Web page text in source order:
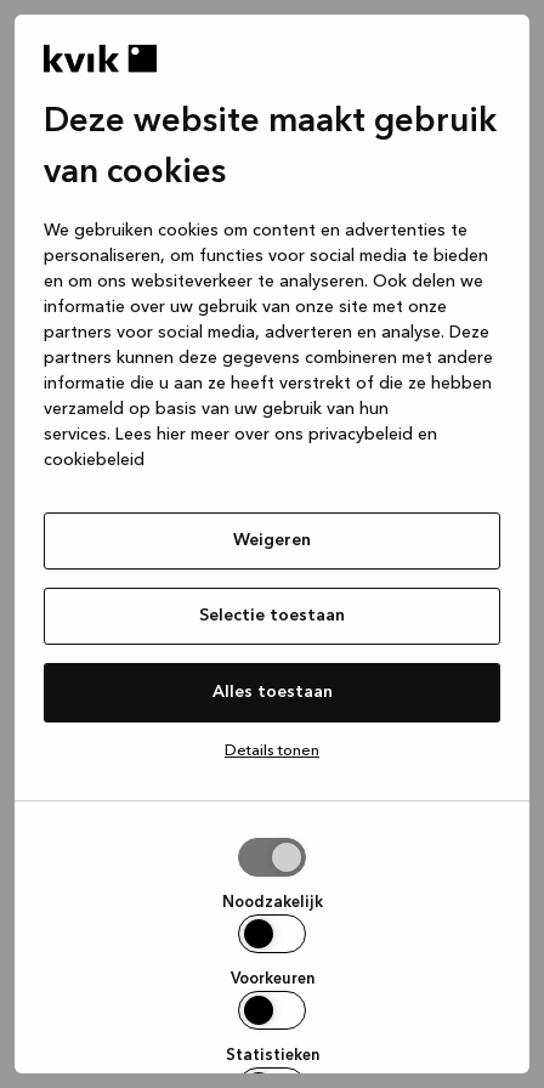
Deze website maakt gebruik
van cookies
We gebruiken cookies om content en advertenties te
personaliseren, om functies voor social media te bieden
en om ons websiteverkeer te analyseren. Ook delen we
informatie over uw gebruik van onze site met onze
partners voor social media, adverteren en analyse. Deze
partners kunnen deze gegevens combineren met andere
informatie die u aan ze heeft verstrekt of die ze hebben
verzameld op basis van uw gebruik van hun
services. Lees hier meer over ons privacybeleid en
cookiebeleid
Weigeren
Selectie toestaan
Alles toestaan
Details tonen
Noodzakelijk
Voorkeuren
Statistieken
(see the browser console for more
information).